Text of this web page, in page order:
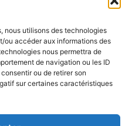
nous utilisons des technologies
ou accéder aux informations des
nous permettra de
de navigation ou les ID
ou de retirer son
sur certaines caractéristiques